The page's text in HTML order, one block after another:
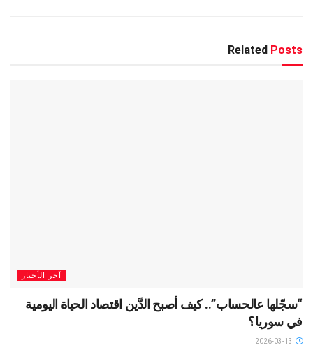
Related Posts
آخر الأخبار
“سجّلها عالحساب”.. كيف أصبح الدَّين اقتصاد الحياة اليومية
في سوريا؟